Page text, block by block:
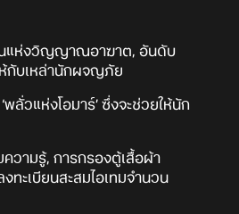
นแห่งวิญญาณอาฆาต, อันดับ
ห้กับเหล่านักผจญภัย
ลั่วแห่งโอมาร์’ ซึ่งจะช่วยให้นัก
วามรู้, การกรองตู้เสื้อผ้า
ะเบียนสะสมไอเทมจำนวน